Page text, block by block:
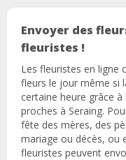
Envoyer des
fleuristes !
Les fleuristes en ligne
fleurs le jour même si
certaine heure grâce
proches à Seraing.
fête des mères, des
mariage ou décès, ou
fleuristes peuvent